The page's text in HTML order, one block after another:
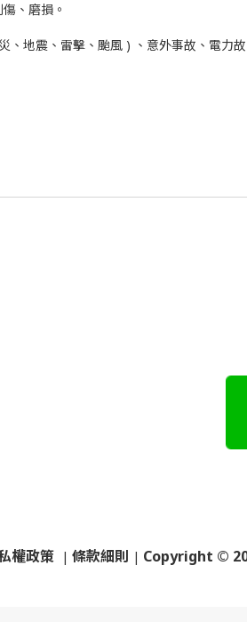
、磨損。
地震、雷擊、颱風 ) 、意外事故、電力故
權政策 | 條款細則 | Copyright ©